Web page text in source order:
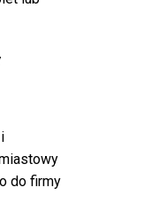
do firmy